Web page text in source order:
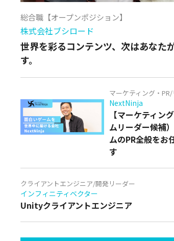
総合職【オープンポジション】
株式会社ブシロード
世界を彩るコンテンツ、次はあなた
す。
マーケティング・
NextNinja
【マーケティン
ムリーダー候補
ムのPR全般をお
す
クライアントエンジニア/開発リーダー
インフィニティベクター
Unityクライアントエンジニア